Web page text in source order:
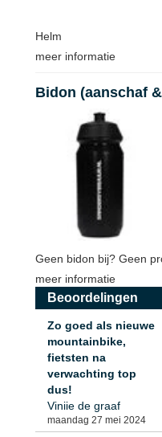
Helm
meer informatie
Bidon (aanschaf
Geen bidon bij? Geen
meer informatie
Beoordelingen
Zo goed als nieuwe
mountainbike,
fietsten na
verwachting top
dus!
Viniie de graaf
maandag 27 mei 2024